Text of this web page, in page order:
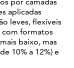
por camadas
aplicadas
leves, flexíveis
com formatos
baixo, mas
10% a 12%) e